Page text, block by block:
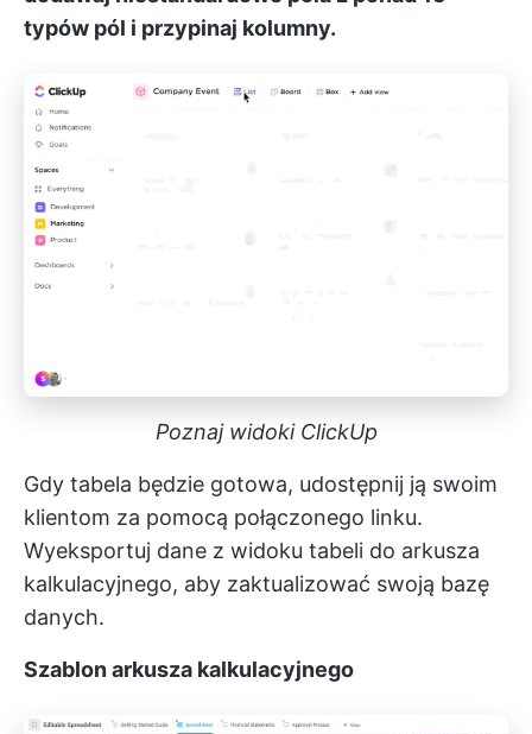
typów pól i przypinaj kolumny.
Poznaj widoki ClickUp
Gdy tabela będzie gotowa, udostępnij ją swoim
klientom za pomocą połączonego linku.
Wyeksportuj dane z widoku tabeli do arkusza
kalkulacyjnego, aby zaktualizować swoją bazę
danych.
Szablon arkusza kalkulacyjnego